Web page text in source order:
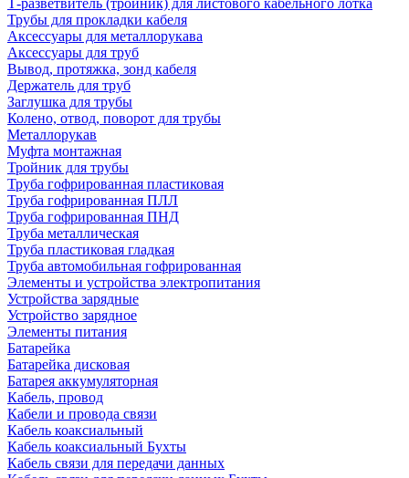
Т-разветвитель (тройник) для листового кабельного лотка
Трубы для прокладки кабеля
Аксессуары для металлорукава
Аксессуары для труб
Вывод, протяжка, зонд кабеля
Держатель для труб
Заглушка для трубы
Колено, отвод, поворот для трубы
Металлорукав
Муфта монтажная
Тройник для трубы
Труба гофрированная пластиковая
Труба гофрированная ПЛЛ
Труба гофрированная ПНД
Труба металлическая
Труба пластиковая гладкая
Труба автомобильная гофрированная
Элементы и устройства электропитания
Устройства зарядные
Устройство зарядное
Элементы питания
Батарейка
Батарейка дисковая
Батарея аккумуляторная
Кабель, провод
Кабели и провода связи
Кабель коаксиальный
Кабель коаксиальный Бухты
Кабель связи для передачи данных